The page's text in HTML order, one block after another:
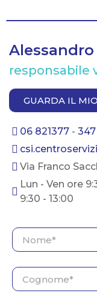
responsabile
GUARDA IL
06 821377 -
Via Franco
Lun - Ven ore
9:30 - 13:00